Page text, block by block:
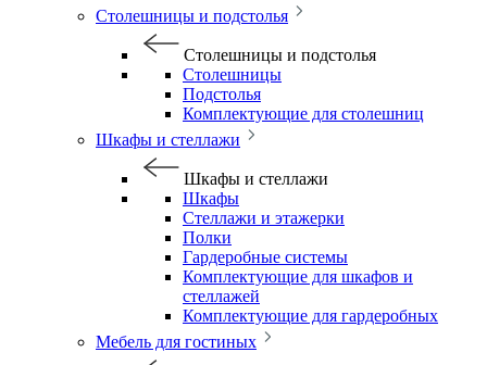
Столешницы и подстолья
Столешницы и подстолья
Столешницы
Подстолья
Комплектующие для столешниц
Шкафы и стеллажи
Шкафы и стеллажи
Шкафы
Стеллажи и этажерки
Полки
Гардеробные системы
Комплектующие для шкафов и
стеллажей
Комплектующие для гардеробных
Мебель для гостиных